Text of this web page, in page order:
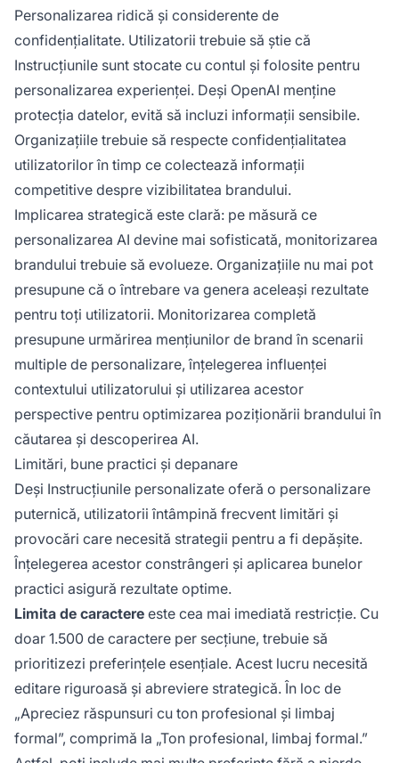
Personalizarea ridică și considerente de
confidențialitate. Utilizatorii trebuie să știe că
Instrucțiunile sunt stocate cu contul și folosite pentru
personalizarea experienței. Deși OpenAI menține
protecția datelor, evită să incluzi informații sensibile.
Organizațiile trebuie să respecte confidențialitatea
utilizatorilor în timp ce colectează informații
competitive despre vizibilitatea brandului.
Implicarea strategică este clară: pe măsură ce
personalizarea AI devine mai sofisticată, monitorizarea
brandului trebuie să evolueze. Organizațiile nu mai pot
presupune că o întrebare va genera aceleași rezultate
pentru toți utilizatorii. Monitorizarea completă
presupune urmărirea mențiunilor de brand în scenarii
multiple de personalizare, înțelegerea influenței
contextului utilizatorului și utilizarea acestor
perspective pentru optimizarea poziționării brandului în
căutarea și descoperirea AI.
Limitări, bune practici și depanare
Deși Instrucțiunile personalizate oferă o personalizare
puternică, utilizatorii întâmpină frecvent limitări și
provocări care necesită strategii pentru a fi depășite.
Înțelegerea acestor constrângeri și aplicarea bunelor
practici asigură rezultate optime.
Limita de caractere este cea mai imediată restricție. Cu
doar 1.500 de caractere per secțiune, trebuie să
prioritizezi preferințele esențiale. Acest lucru necesită
editare riguroasă și abreviere strategică. În loc de
„Apreciez răspunsuri cu ton profesional și limbaj
formal”, comprimă la „Ton profesional, limbaj formal.”